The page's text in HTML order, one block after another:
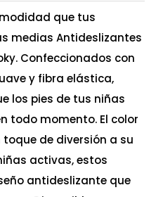
que tus
medias Antideslizantes
Confeccionados con
y fibra elástica,
los pies de tus niñas
todo momento. El color
de diversión a su
activas, estos
antideslizante que